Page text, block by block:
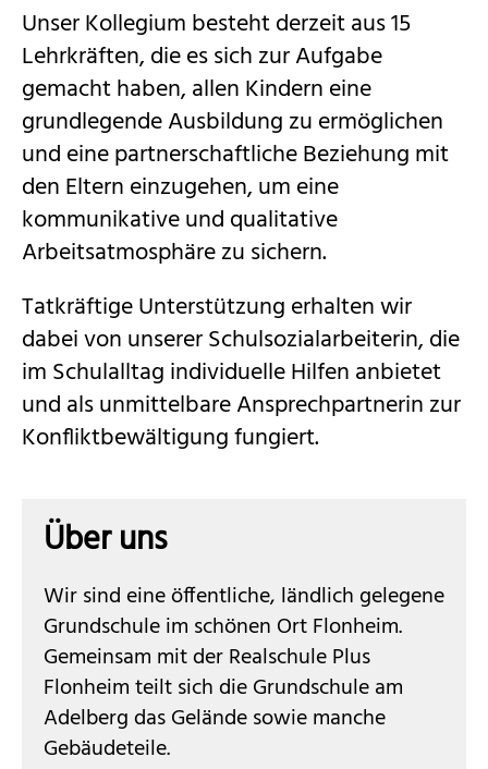
Unser Kollegium besteht derzeit aus 15
Lehrkräften, die es sich zur Aufgabe
gemacht haben, allen Kindern eine
grundlegende Ausbildung zu ermöglichen
und eine partnerschaftliche Beziehung mit
den Eltern einzugehen, um eine
kommunikative und qualitative
Arbeitsatmosphäre zu sichern.
Tatkräftige Unterstützung erhalten wir
dabei von unserer Schulsozialarbeiterin, die
im Schulalltag individuelle Hilfen anbietet
und als unmittelbare Ansprechpartnerin zur
Konfliktbewältigung fungiert.
Über uns
Wir sindeine öffentliche, ländlichgelegene
Grundschuleim schönen Ort Flonheim.
Gemeinsam mit der Realschule Plus
Flonheim teilt sich die Grundschule am
Adelberg das Gelände sowie manche
Gebäudeteile.